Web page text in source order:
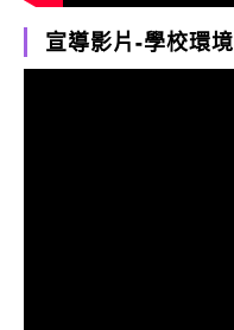
宣導影片-學校環境